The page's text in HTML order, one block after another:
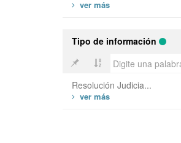
Tipo de información
Resolución Judicia...